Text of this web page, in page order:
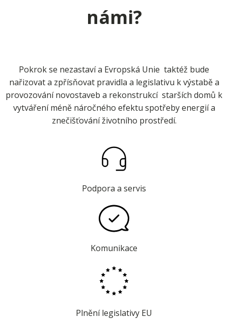
námi?
Pokrok se nezastaví a Evropská Unie taktéž bude
nařizovat a zpřísňovat pravidla a legislativu k výstabě a
provozování novostaveb a rekonstrukcí starších domů k
vytváření méně náročného efektu spotřeby energií a
znečišťování životního prostředí.
Podpora a servis
Komunikace
Plnění legislativy EU